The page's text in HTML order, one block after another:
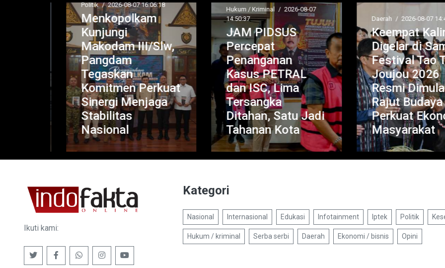
Politik / 2026-08-07 16:06:18
Menkopolkam
Kunjungi
Makodam III/Slw,
Pangdam
Tegaskan
Komitmen Perkuat
Sinergi Menjaga
Stabilitas
Nasional
Hukum / Kriminal / 2026-08-07
14:50:37
JAM PIDSUS
Percepat
Penanganan
Kasus PETRAL
dan ISC, Lima
Tersangka
Ditahan, Satu Jadi
Tahanan Kota
Daerah / 2026-08-07 14:45:35
Keempat
Digelar di
Festival Tao
Joujou 2026
Resmi Dimulai,
Rajut Budaya
Perkuat
Masyarakat
Ikuti kami:
Kategori
Nasional Internasional Edukasi Infotainment Iptek Politik
Hukum / kriminal Serba serbi Daerah Ekonomi / bisnis Opini